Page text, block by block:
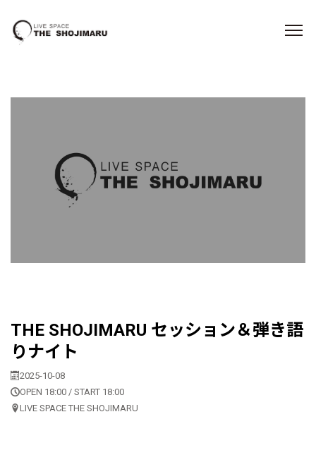
THE SHOJIMARU セッション＆弾き語
りナイト
2025-10-08
OPEN 18:00 / START 18:00
LIVE SPACE THE SHOJIMARU